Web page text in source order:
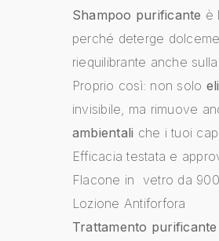
Shampoo purificante è
perché deterge
riequilibrante anche
Proprio così: non solo
invisibile, ma rimuove
ambientali che i tuoi
Efficacia testata e
Flacone in vetro da 900
Lozione Antiforfora
Trattamento